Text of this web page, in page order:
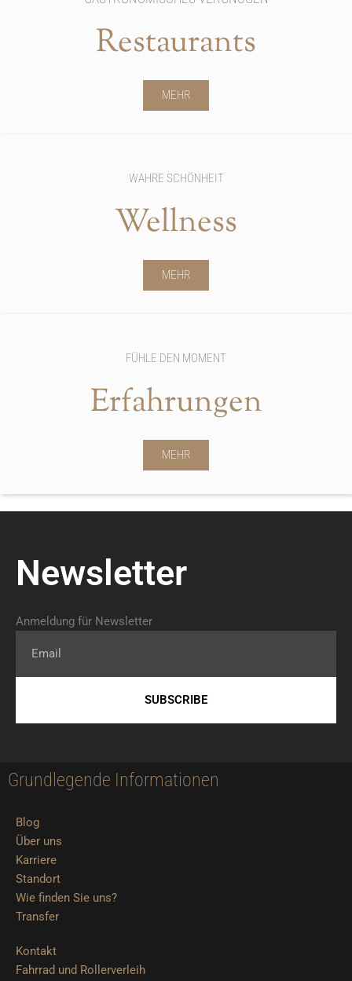
Restaurants
MEHR
WAHRE SCHÖNHEIT
Wellness
MEHR
FÜHLE DEN MOMENT
Erfahrungen
MEHR
Newsletter
Anmeldung für Newsletter
SUBSCRIBE
Grundlegende Informationen
Blog
Über uns
Karriere
Standort
Wie finden Sie uns?
Transfer
Kontakt
Fahrrad und Rollerverleih